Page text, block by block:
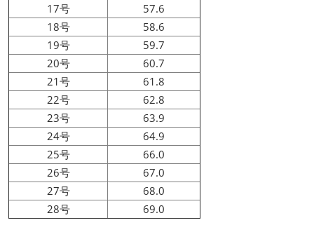
17号
57.6
18号
58.6
19号
59.7
20号
60.7
21号
61.8
22号
62.8
23号
63.9
24号
64.9
25号
66.0
26号
67.0
27号
68.0
28号
69.0